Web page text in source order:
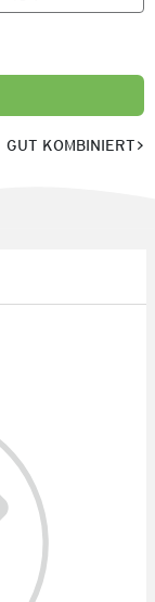
GUT KOMBINIERT